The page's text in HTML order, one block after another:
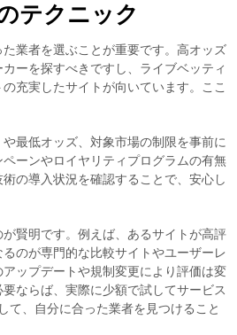
テクニック
業者を選ぶことが重要です。高オッズ
ーを探すべきですし、ライブベッティ
充実したサイトが向いています。ここ
最低オッズ、対象市場の制限を事前に
ーンやロイヤリティプログラムの有無
の導入状況を確認することで、安心し
賢明です。例えば、あるサイトが高評
のが専門的な比較サイトやユーザーレ
ップデートや規制変更により評価は変
ならば、実際に少額で試してサービス
て、自分に合った業者を見つけること